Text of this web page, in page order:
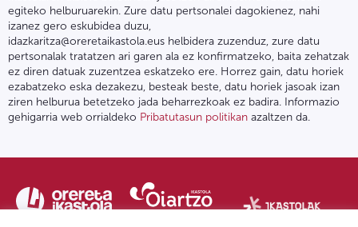
egiteko helburuarekin. Zure datu pertsonalei dagokienez, nahi
izanez gero eskubidea duzu,
idazkaritza@oreretaikastola.eus helbidera zuzenduz, zure datu
pertsonalak tratatzen ari garen ala ez konfirmatzeko, baita zehatzak
ez diren datuak zuzentzea eskatzeko ere. Horrez gain, datu horiek
ezabatzeko eska dezakezu, besteak beste, datu horiek jasoak izan
ziren helburua betetzeko jada beharrezkoak ez badira. Informazio
gehigarria web orrialdeko Pribatutasun politikan azaltzen da.